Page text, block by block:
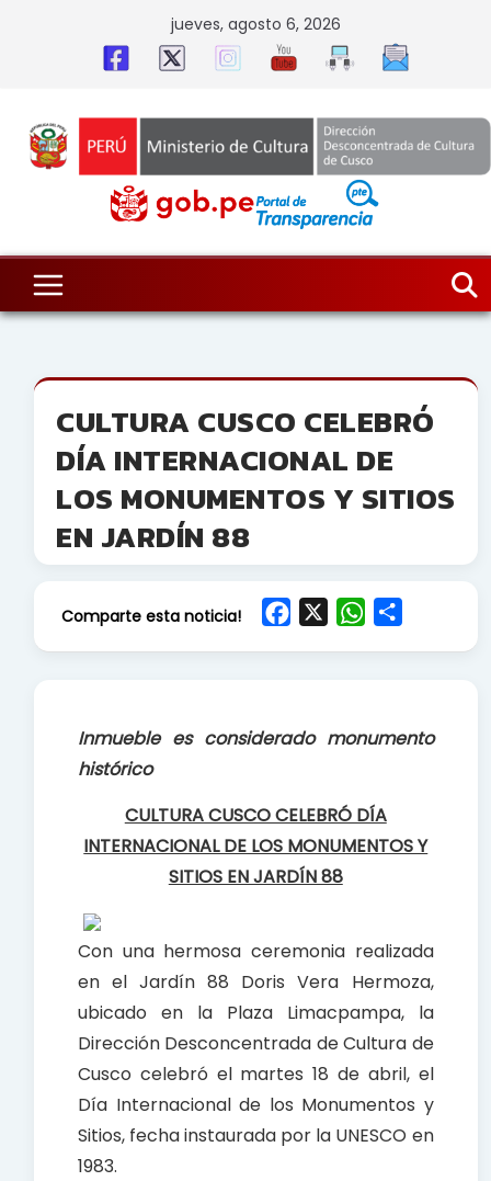
jueves, agosto 6, 2026
CULTURA CUSCO CELEBRÓ
DÍA INTERNACIONAL DE
LOS MONUMENTOS Y SITIOS
EN JARDÍN 88
Comparte esta noticia!
k
W
p
Inmueble es considerado monumento
histórico
CULTURA CUSCO CELEBRÓ DÍA
INTERNACIONAL DE LOS MONUMENTOS Y
SITIOS EN JARDÍN 88
Con una hermosa ceremonia realizada
en el Jardín 88 Doris Vera Hermoza,
ubicado en la Plaza Limacpampa, la
Dirección Desconcentrada de Cultura de
Cusco celebró el martes 18 de abril, el
Día Internacional de los Monumentos y
Sitios, fecha instaurada por la UNESCO en
1983.